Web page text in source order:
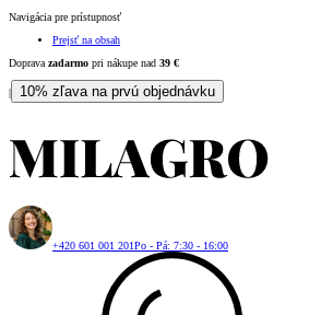
Navigácia pre prístupnosť
Prejsť na obsah
Doprava zadarmo pri nákupe nad 39 €
| 10% zľava na prvú objednávku
+420 601 001 201Po - Pá: 7:30 - 16:00